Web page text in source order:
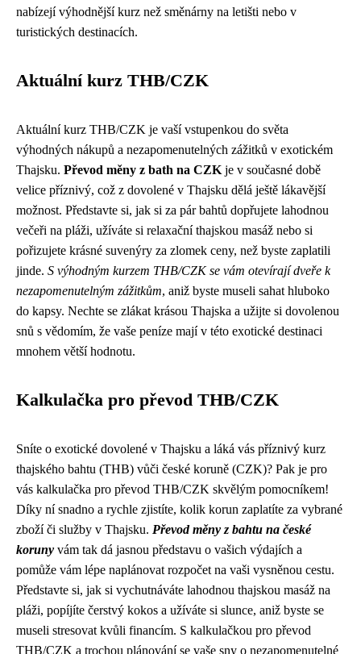
nabízejí výhodnější kurz než směnárny na letišti nebo v
turistických destinacích.
Aktuální kurz THB/CZK
Aktuální kurz THB/CZK je vaší vstupenkou do světa
výhodných nákupů a nezapomenutelných zážitků v exotickém
Thajsku. Převod měny z bath na CZK je v současné době
velice příznivý, což z dovolené v Thajsku dělá ještě lákavější
možnost. Představte si, jak si za pár bahtů dopřujete lahodnou
večeři na pláži, užíváte si relaxační thajskou masáž nebo si
pořizujete krásné suvenýry za zlomek ceny, než byste zaplatili
jinde. S výhodným kurzem THB/CZK se vám otevírají dveře k
nezapomenutelným zážitkům, aniž byste museli sahat hluboko
do kapsy. Nechte se zlákat krásou Thajska a užijte si dovolenou
snů s vědomím, že vaše peníze mají v této exotické destinaci
mnohem větší hodnotu.
Kalkulačka pro převod THB/CZK
Sníte o exotické dovolené v Thajsku a láká vás příznivý kurz
thajského bahtu (THB) vůči české koruně (CZK)? Pak je pro
vás kalkulačka pro převod THB/CZK skvělým pomocníkem!
Díky ní snadno a rychle zjistíte, kolik korun zaplatíte za vybrané
zboží či služby v Thajsku. Převod měny z bahtu na české
koruny vám tak dá jasnou představu o vašich výdajích a
pomůže vám lépe naplánovat rozpočet na vaši vysněnou cestu.
Představte si, jak si vychutnáváte lahodnou thajskou masáž na
pláži, popíjíte čerstvý kokos a užíváte si slunce, aniž byste se
museli stresovat kvůli financím. S kalkulačkou pro převod
THB/CZK a trochou plánování se vaše sny o nezapomenutelné